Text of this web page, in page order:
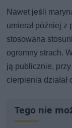
Nawet jeśli
umierał później z
stosowana
ogromny strach.
ją publicznie,
cierpienia
Tego nie